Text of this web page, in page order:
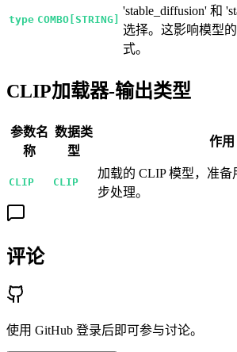
type COMBO[STRING]
'stable_diffusion' 和
选择。这影响模型
式。
CLIP加载器-输出类型
参数名
称
数据类
型
作用
CLIP CLIP
加载的 CLIP 模型，准
步处理。
评论
使用 GitHub 登录后即可参与讨论。